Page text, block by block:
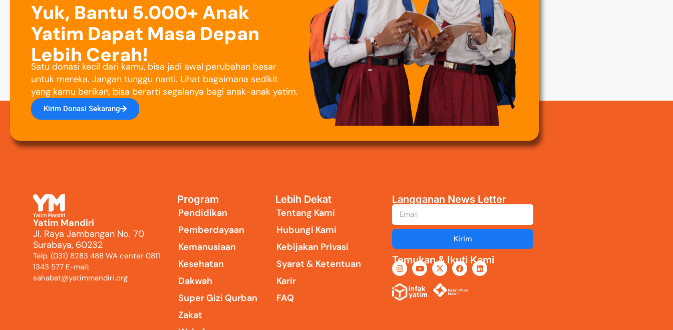
Yuk, Bantu 5.000+ Anak
Yatim Dapat Masa Depan
Lebih Cerah!
Satu donasi kecil dari kamu, bisa jadi awal perubahan besar
untuk mereka. Jangan tunggu nanti. Lihat bagaimana sedikit
yang kamu berikan, bisa berarti segalanya bagi anak-anak yatim.
Kirim Donasi Sekarang
Yatim Mandiri
Jl. Raya Jambangan No. 70
Surabaya, 60232
Telp. (031) 8283 488 WA center 0811
1343 577 E-mail:
sahabat@yatimmandiri.org
Program
Pendidikan
Pemberdayaan
Kemanusiaan
Kesehatan
Dakwah
Super Gizi Qurban
Zakat
Lebih Dekat
Tentang Kami
Hubungi Kami
Kebijakan Privasi
Syarat & Ketentuan
Karir
FAQ
Langganan News Letter
Kirim
Temukan & Ikuti Kami